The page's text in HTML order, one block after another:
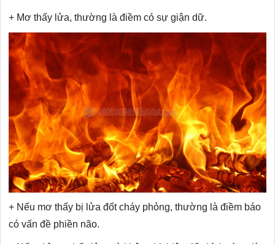
+ Mơ thấy lửa, thường là điềm có sự giận dữ.
+ Nếu mơ thấy bị lửa đốt cháy phỏng, thường là điềm báo
có vấn đề phiền não.